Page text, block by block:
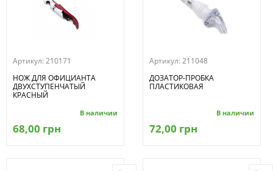
Артикул: 210171
НОЖ ДЛЯ ОФИЦИАНТА
ДВУХСТУПЕНЧАТЫЙ
КРАСНЫЙ
В наличии
68,00 грн
Артикул: 211048
ДОЗАТОР-ПРОБКА
ПЛАСТИКОВАЯ
В наличии
72,00 грн